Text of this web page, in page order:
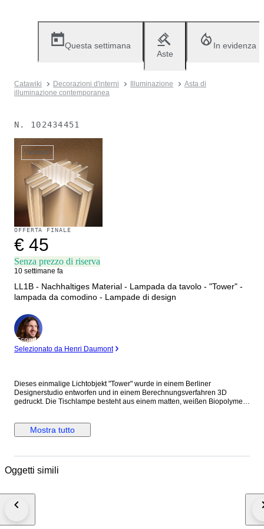
Questa settimana
Aste
In evidenza
Catawiki Decorazioni d'interni Illuminazione
Asta di
illuminazione contemporanea
N. 102434451
Venduto
OFFERTA FINALE
€ 45
Senza prezzo di riserva
10 settimane fa
LL1B - Nachhaltiges Material - Lampada da tavolo - "Tower" -
lampada da comodino - Lampade di design
Esperto
Selezionato da Henri Daumont
Dieses einmalige Lichtobjekt "Tower" wurde in einem Berliner
Designerstudio entworfen und in einem Berechnungsverfahren 3D
gedruckt. Die Tischlampe besteht aus einem matten, weißen Biopolymer
leicht zu reinigen. Das Design löst einen Schatten von unten nach oben
aus und somit ergibt sich ein farbliches Spiel (siehe Bilder). Die Höhe
notwendige, feine und sichtbare Naht, die das Objekt zusammenhält. Die
Schalter und eine energieeffiziente LED. Der Versand ist versichert und
einmal Versand.** Außerhalbe der EU können Zollgebühren entstehen,
Mostra tutto
Oggetti simili